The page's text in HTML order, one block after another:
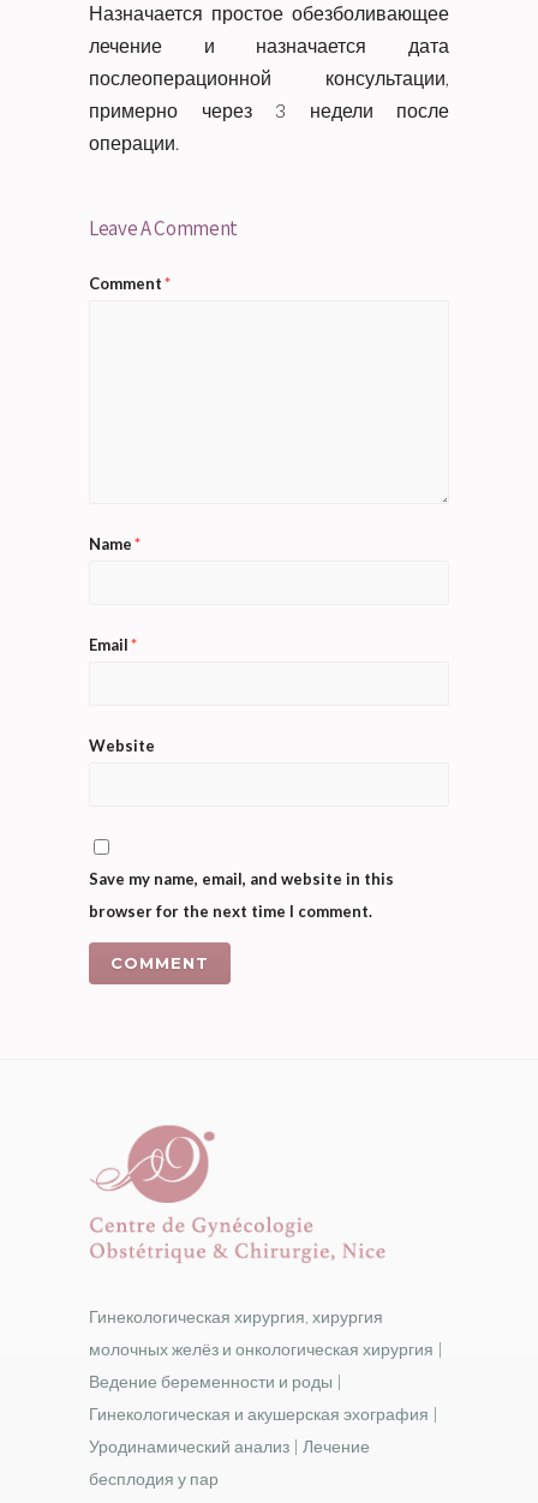
Назначается простое обезболивающее
лечение и назначается дата
послеоперационной консультации,
примерно через 3 недели после
операции.
Leave A Comment
Comment*
Name*
Email*
Website
Save my name, email, and website in this
browser for the next time I comment.
Гинекологическая хирургия, хирургия
молочных желёз и онкологическая хирургия |
Ведение беременности и роды |
Гинекологическая и акушерская эхография |
Уродинамический анализ | Лечение
бесплодия у пар